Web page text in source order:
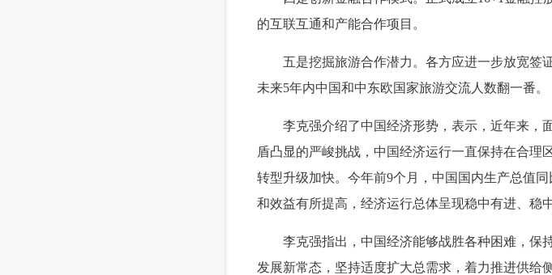
的互联互通和产能合作项目。
五是挖掘旅游合作潜力。各方应进一步放宽签
未来5年内中国和中东欧国家旅游交流人数翻一番。
李克强介绍了中国经济形势，表示，近年来，
盾凸显的严峻挑战，中国经济运行一直保持在合理
转型升级加快。今年前9个月，中国国内生产总值
和效益有所提高，经济运行总体呈现稳中有进、稳
李克强指出，中国经济能够战胜各种困难，保
发展新常态，坚持适度扩大总需求，着力推进供给